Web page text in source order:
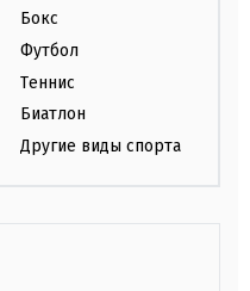
Бокс
Футбол
Теннис
Биатлон
Другие виды спорта